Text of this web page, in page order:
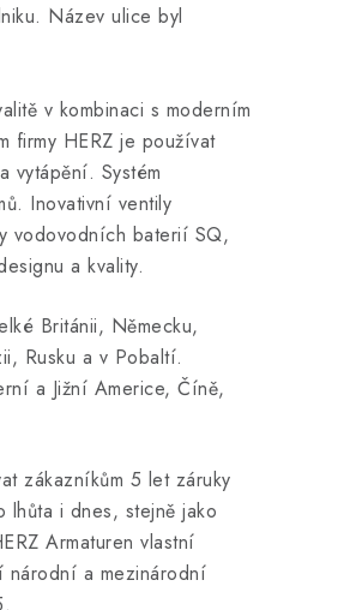
Název ulice byl
v kombinaci s moderním
firmy HERZ je používat
vytápění. Systém
Inovativní ventily
vodovodních baterií SQ,
a kvality.
Británii, Německu,
Rusku a v Pobaltí.
a Jižní Americe, Číně,
zákazníkům 5 let záruky
lhůta i dnes, stejně jako
Armaturen vlastní
a mezinárodní